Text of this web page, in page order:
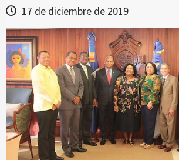
17 de diciembre de 2019